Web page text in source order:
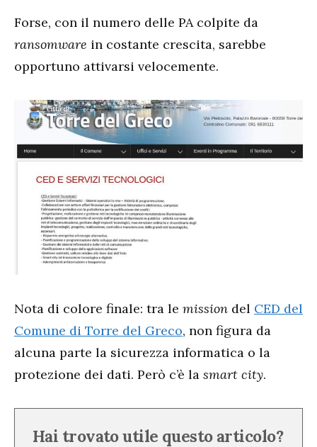
Forse, con il numero delle PA colpite da
ransomware in costante crescita, sarebbe
opportuno attivarsi velocemente.
Nota di colore finale: tra le mission del CED del
Comune di Torre del Greco, non figura da
alcuna parte la sicurezza informatica o la
protezione dei dati. Però c’è la smart city.
Hai trovato utile questo articolo?